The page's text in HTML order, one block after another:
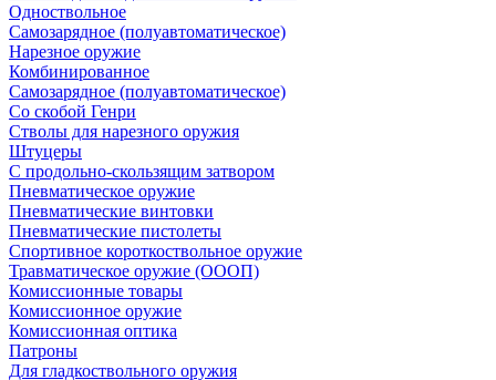
Одноствольное
Самозарядное (полуавтоматическое)
Нарезное оружие
Комбинированное
Самозарядное (полуавтоматическое)
Со скобой Генри
Стволы для нарезного оружия
Штуцеры
С продольно-скользящим затвором
Пневматическое оружие
Пневматические винтовки
Пневматические пистолеты
Спортивное короткоствольное оружие
Травматическое оружие (ОООП)
Комиссионные товары
Комиссионное оружие
Комиссионная оптика
Патроны
Для гладкоствольного оружия